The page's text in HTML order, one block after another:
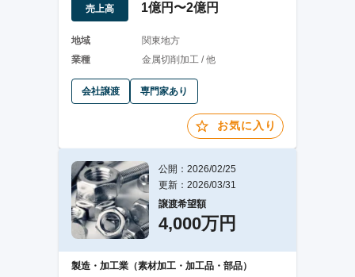
売上高 1億円〜2億円
地域
関東地方
業種
金属切削加工 / 他
会社譲渡 専門家あり
お気に入り
公開：2026/02/25
更新：2026/03/31
譲渡希望額
4,000万円
製造・加工業（素材加工・加工品・部品）